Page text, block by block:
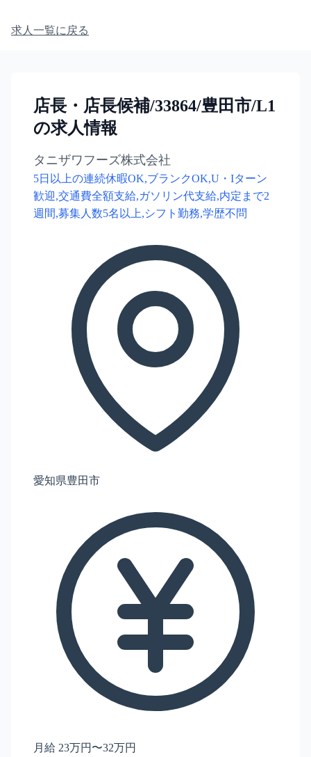
求人一覧に戻る
店長・店長候補/33864/豊田市/L1
の求人情報
タニザワフーズ株式会社
5日以上の連続休暇OK,ブランクOK,U・Iターン
歓迎,交通費全額支給,ガソリン代支給,内定まで2
週間,募集人数5名以上,シフト勤務,学歴不問
愛知県豊田市
月給 23万円〜32万円